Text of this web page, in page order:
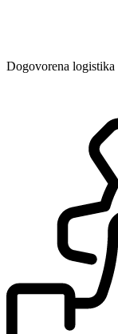
Dogovorena logistika